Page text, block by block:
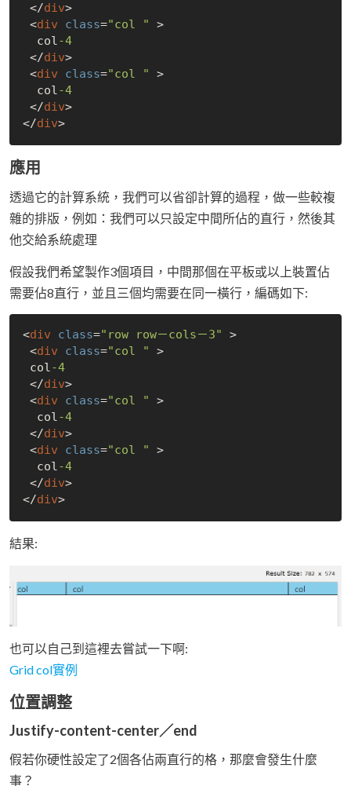
</div>
<div class="col " >
  col
-4
</div>
<div class="col " >
  col
-4
</div>
</div >
應用
透過它的計算系統，我們可以省卻計算的過程，做一些較複
雜的排版，例如：我們可以只設定中間所佔的直行，然後其
他交給系統處理
假設我們希望製作3個項目，中間那個在平板或以上裝置佔
需要佔8直行，並且三個均需要在同一橫行，編碼如下:
<div class="row row－cols－3" >
<div class="col " >
col-4
</div>
<div class="col " >
  col
-4
</div>
<div class="col " >
  col
-4
</div>
</div >
結果:
也可以自己到這裡去嘗試一下啊:
Grid col實例
位置調整
Justify-content-center／end
假若你硬性設定了2個各佔兩直行的格，那麼會發生什麼
事？